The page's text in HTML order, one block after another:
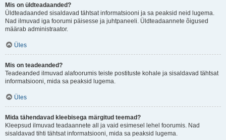
Mis on üldteadaanded?
Üldteadaanded sisaldavad tähtsat informatsiooni ja sa peaksid neid lugema.
Nad ilmuvad iga foorumi päisesse ja juhtpaneeli. Üldteadaannete õigused
määrab administraator.
Üles
Mis on teadeanded?
Teadeanded ilmuvad alafoorumis teiste postituste kohale ja sisaldavad tähtsat
informatsiooni, mida sa peaksid lugema.
Üles
Mida tähendavad kleebisega märgitud teemad?
Kleepsud ilmuvad teadaannete all ja vaid esimesel lehel foorumis. Nad
sisaldavad tihti tähtsat informatsiooni, mida sa peaksid lugema.